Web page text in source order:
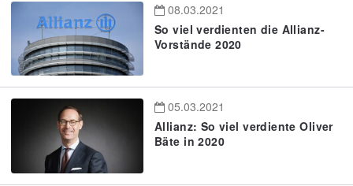
08.03.2021
So viel verdienten die Allianz-
Vorstände 2020
05.03.2021
Allianz: So viel verdiente Oliver
Bäte in 2020